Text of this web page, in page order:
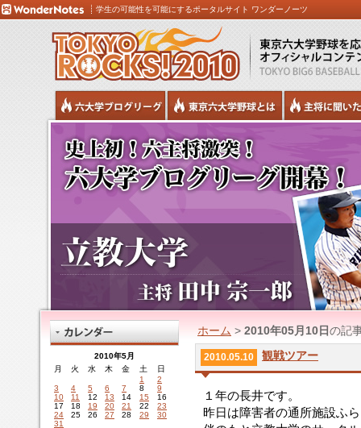
学生の可能性を可能にするポータルサイト ワンダーノーツ
ホーム > 2010年05月10日 の記
2010.05.10 観戦ツアー
１年の長井です。
昨日は障害者の通所施設ふ
2010年5月
月
火 水 木 金 土
日
1
2
3
4 5 6 7 8
9
10
11 12 13 14 15
16
17
18 19 20 21 22
23
24
25 26 27 28 29
30
31